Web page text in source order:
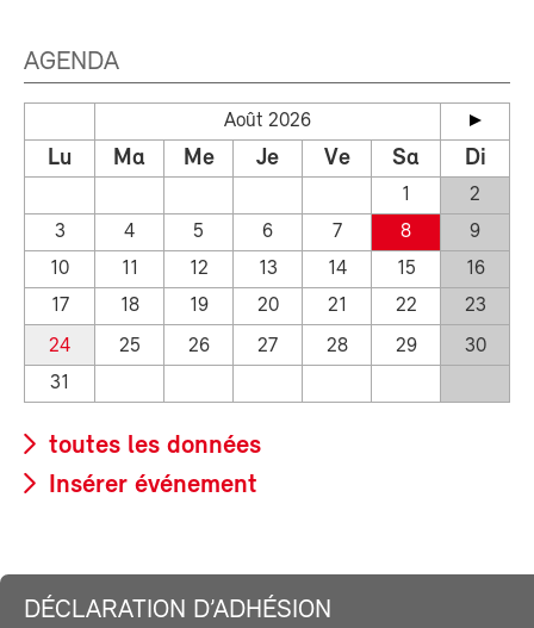
AGENDA
Août 2026
Lu Ma Me Je Ve Sa Di
1
2
3
4 5 6 7 8
9
10
11 12 13 14 15
16
17
18 19 20 21 22
23
24
25 26 27 28 29
30
31
toutes les données
Insérer événement
DÉCLARATION D’ADHÉSION